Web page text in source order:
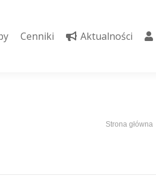
Cenniki Aktualności
Jesteś tutaj:
Strona główna
Cenniki Aktualności